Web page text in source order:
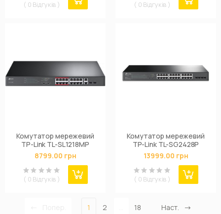
( 0 Відгуків ) ( 0 Відгуків )
Комутатор мережевий
TP-Link TL-SL1218MP
8799.00 грн
( 0 Відгуків )
Комутатор мережевий
TP-Link TL-SG2428P
13999.00 грн
( 0 Відгуків )
1 2 18 Наст.